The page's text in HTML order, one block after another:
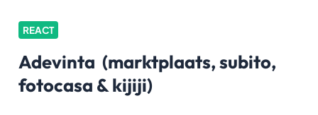
REACT
Adevinta (marktplaats, subito,
fotocasa & kijiji)